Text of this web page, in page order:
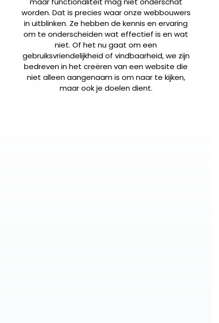
worden. Dat is precies waar onze webbouwers
in uitblinken. Ze hebben de kennis en ervaring
om te onderscheiden wat effectief is en wat
niet. Of het nu gaat om een
gebruiksvriendelijkheid of vindbaarheid, we zijn
bedreven in het creëren van een website die
niet alleen aangenaam is om naar te kijken,
maar ook je doelen dient.